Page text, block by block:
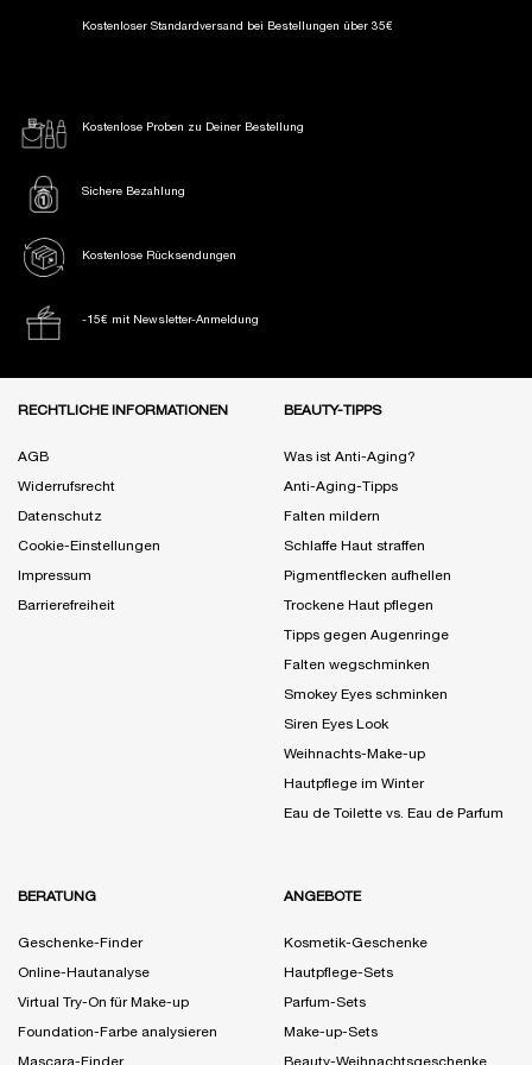
Kostenloser Standardversand bei Bestellungen über 35€
Kostenlose Proben zu Deiner Bestellung
Sichere Bezahlung
Kostenlose Rücksendungen
-15€ mit Newsletter-Anmeldung
RECHTLICHE INFORMATIONEN
AGB
Widerrufsrecht
Datenschutz
Cookie-Einstellungen
Impressum
Barrierefreiheit
BEAUTY-TIPPS
Was ist Anti-Aging?
Anti-Aging-Tipps
Falten mildern
Schlaffe Haut straffen
Pigmentflecken aufhellen
Trockene Haut pflegen
Tipps gegen Augenringe
Falten wegschminken
Smokey Eyes schminken
Siren Eyes Look
Weihnachts-Make-up
Hautpflege im Winter
Eau de Toilette vs. Eau de Parfum
BERATUNG
Geschenke-Finder
Online-Hautanalyse
Virtual Try-On für Make-up
Foundation-Farbe analysieren
ANGEBOTE
Kosmetik-Geschenke
Hautpflege-Sets
Parfum-Sets
Make-up-Sets